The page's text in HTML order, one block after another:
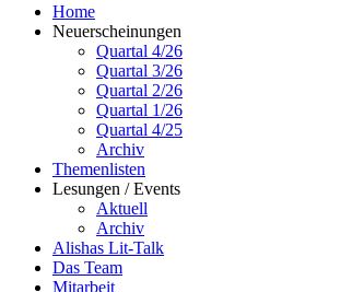
Home
Neuerscheinungen
Quartal 4/26
Quartal 3/26
Quartal 2/26
Quartal 1/26
Quartal 4/25
Archiv
Themenlisten
Lesungen / Events
Aktuell
Archiv
Alishas Lit-Talk
Das Team
Mitarbeit